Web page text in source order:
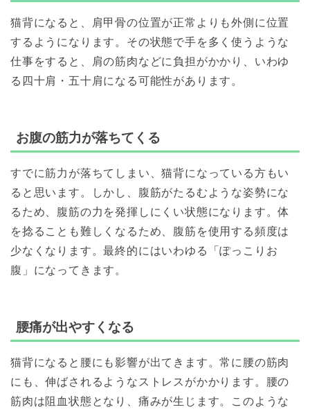
猫背になると、肩甲骨の位置が正常よりも外側に位置
するようになります。その状態で手を多く使うような
仕事をすると、肩の筋肉などに負担がかかり、いわゆ
る四十肩・五十肩になる可能性があります。
お腹の筋力が落ちてくる
すでに筋力が落ちてしまい、猫背になっている方もい
ると思います。しかし、腹筋がたるむような姿勢にな
るため、腹筋の力を発揮しにくい状態になります。体
を捻ることも難しくなるため、腹筋を使用する頻度は
少なくなります。最終的にはいわゆる「ぽっこりお
腹」になってきます。
腰痛が出やすくなる
猫背になると腰にも影響が出てきます。常に腰の筋肉
にも、伸ばされるようなストレスがかかります。腰の
筋肉は阻血状態となり、痛みが生じます。このような